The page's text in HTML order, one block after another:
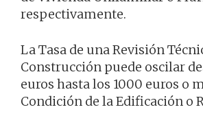
respectivamente.
La Tasa de una Revisión
Construcción puede oscilar
euros hasta los 1000 euros o
Condición de la Edificación o